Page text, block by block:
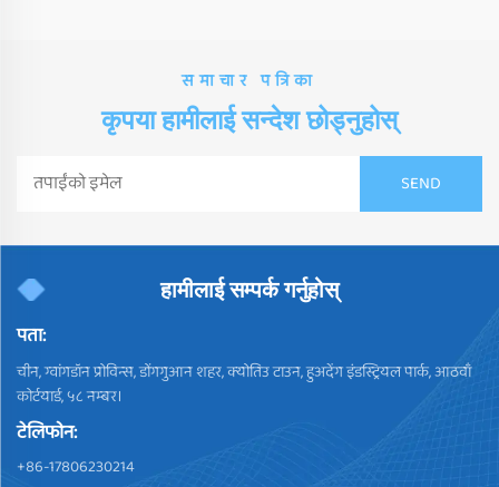
समाचार पत्रिका
कृपया हामीलाई सन्देश छोड्नुहोस्
हामीलाई सम्पर्क गर्नुहोस्
पता:
चीन, ग्वांगडॉन प्रोविन्स, डोंगगुआन शहर, क्योतिउ टाउन, हुअदेंग इंडस्ट्रियल पार्क, आठवाँ
कोर्टयार्ड, ५८ नम्बर।
टेलिफोन:
+86-17806230214